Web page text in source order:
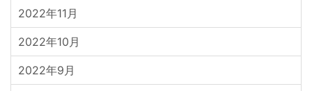
2022年11月
2022年10月
2022年9月